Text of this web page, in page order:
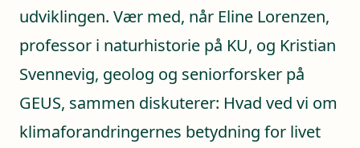
udviklingen. Vær med, når Eline Lorenzen,
professor i naturhistorie på KU, og Kristian
Svennevig, geolog og seniorforsker på
GEUS, sammen diskuterer: Hvad ved vi om
klimaforandringernes betydning for livet